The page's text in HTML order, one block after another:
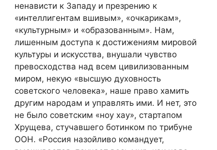
ненависти к Западу и презрению к
«интеллигентам вшивым», «очкарикам»,
«культурным» и «образованным». Нам,
лишенным доступа к достижениям мировой
культуры и искусства, внушали чувство
превосходства над всем цивилизованным
миром, некую «высшую духовность
советского человека», наше право хамить
другим народам и управлять ими. И нет, это
не было советским «ноу хау», стартапом
Хрущева, стучавшего ботинком по трибуне
ООН. «Россия назойливо командует,